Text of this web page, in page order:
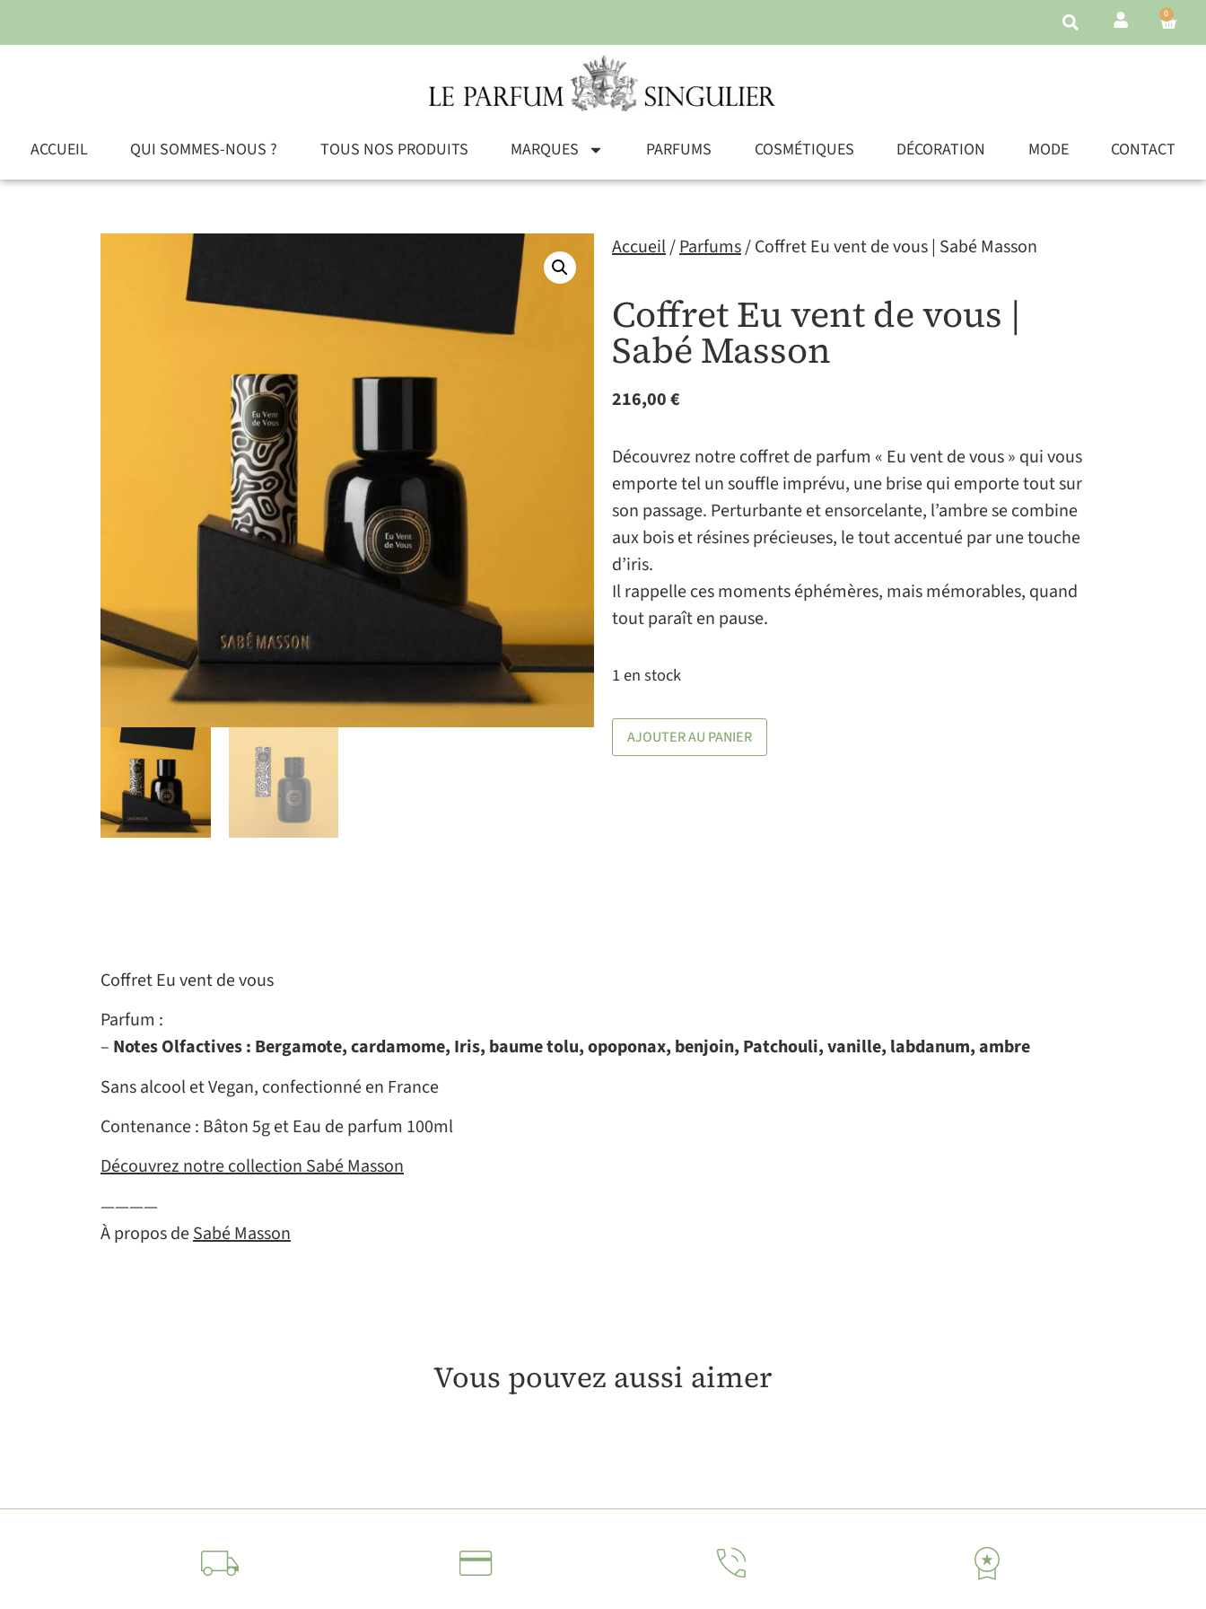
0
ACCUEIL QUI SOMMES-NOUS ? TOUS NOS PRODUITS MARQUES PARFUMS COSMÉTIQUES DÉCORATION MODE CONTACT
Accueil/Parfums/ Coffret Eu vent de vous | Sabé Masson
Coffret Eu vent de vous |
Sabé Masson
216,00€
Découvrez notre coffret de parfum « Eu vent de vous » qui vous
emporte tel un souffle imprévu, une brise qui emporte tout sur
son passage. Perturbante et ensorcelante, l’ambre se combine
aux bois et résines précieuses, le tout accentué par une touche
d’iris.
Il rappelle ces moments éphémères, mais mémorables, quand
tout paraît en pause.
1 en stock
AJOUTER AU PANIER
Coffret Eu vent de vous
Parfum :
– Notes Olfactives : Bergamote, cardamome, Iris, baume tolu, opoponax, benjoin, Patchouli, vanille, labdanum, ambre
Sans alcool et Vegan, confectionné en France
Contenance : Bâton 5g et Eau de parfum 100ml
Découvrez notre collection Sabé Masson
————
À propos deSabé Masson
Vous pouvez aussi aimer